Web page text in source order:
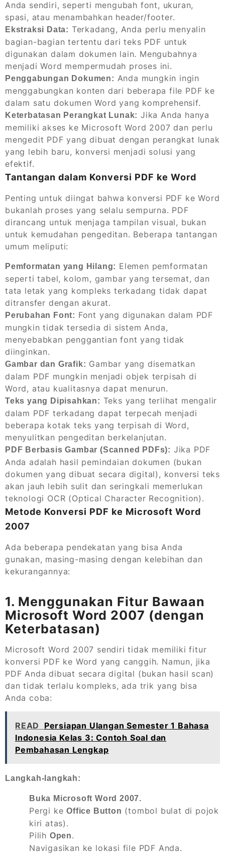
Anda sendiri, seperti mengubah font, ukuran,
spasi, atau menambahkan header/footer.
Ekstraksi Data: Terkadang, Anda perlu menyalin
bagian-bagian tertentu dari teks PDF untuk
digunakan dalam dokumen lain. Mengubahnya
menjadi Word mempermudah proses ini.
Penggabungan Dokumen: Anda mungkin ingin
menggabungkan konten dari beberapa file PDF ke
dalam satu dokumen Word yang komprehensif.
Keterbatasan Perangkat Lunak: Jika Anda hanya
memiliki akses ke Microsoft Word 2007 dan perlu
mengedit PDF yang dibuat dengan perangkat lunak
yang lebih baru, konversi menjadi solusi yang
efektif.
Tantangan dalam Konversi PDF ke Word
Penting untuk diingat bahwa konversi PDF ke Word
bukanlah proses yang selalu sempurna. PDF
dirancang untuk menjaga tampilan visual, bukan
untuk kemudahan pengeditan. Beberapa tantangan
umum meliputi:
Pemformatan yang Hilang: Elemen pemformatan
seperti tabel, kolom, gambar yang tersemat, dan
tata letak yang kompleks terkadang tidak dapat
ditransfer dengan akurat.
Perubahan Font: Font yang digunakan dalam PDF
mungkin tidak tersedia di sistem Anda,
menyebabkan penggantian font yang tidak
diinginkan.
Gambar dan Grafik: Gambar yang disematkan
dalam PDF mungkin menjadi objek terpisah di
Word, atau kualitasnya dapat menurun.
Teks yang Dipisahkan: Teks yang terlihat mengalir
dalam PDF terkadang dapat terpecah menjadi
beberapa kotak teks yang terpisah di Word,
menyulitkan pengeditan berkelanjutan.
PDF Berbasis Gambar (Scanned PDFs): Jika PDF
Anda adalah hasil pemindaian dokumen (bukan
dokumen yang dibuat secara digital), konversi teks
akan jauh lebih sulit dan seringkali memerlukan
teknologi OCR (Optical Character Recognition).
Metode Konversi PDF ke Microsoft Word
2007
Ada beberapa pendekatan yang bisa Anda
gunakan, masing-masing dengan kelebihan dan
kekurangannya:
1. Menggunakan Fitur Bawaan
Microsoft Word 2007 (dengan
Keterbatasan)
Microsoft Word 2007 sendiri tidak memiliki fitur
konversi PDF ke Word yang canggih. Namun, jika
PDF Anda dibuat secara digital (bukan hasil scan)
dan tidak terlalu kompleks, ada trik yang bisa
Anda coba:
READ
Persiapan Ulangan Semester 1 Bahasa
Indonesia Kelas 3: Contoh Soal dan
Pembahasan Lengkap
Langkah-langkah:
Buka Microsoft Word 2007.
Pergi keOffice Button (tombol bulat di pojok
kiri atas).
Pilih Open.
Navigasikan ke lokasi file PDF Anda.